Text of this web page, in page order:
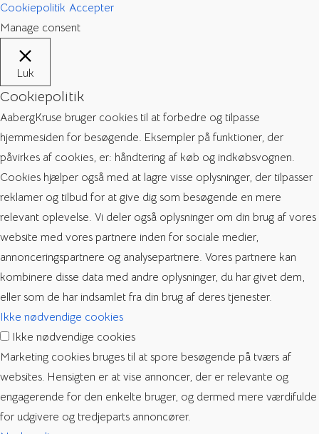
Cookiepolitik Accepter
Manage consent
Luk
Cookiepolitik
AabergKruse bruger cookies til at forbedre og tilpasse
hjemmesiden for besøgende. Eksempler på funktioner, der
påvirkes af cookies, er: håndtering af køb og indkøbsvognen.
Cookies hjælper også med at lagre visse oplysninger, der tilpasser
reklamer og tilbud for at give dig som besøgende en mere
relevant oplevelse. Vi deler også oplysninger om din brug af vores
website med vores partnere inden for sociale medier,
annonceringspartnere og analysepartnere. Vores partnere kan
kombinere disse data med andre oplysninger, du har givet dem,
eller som de har indsamlet fra din brug af deres tjenester.
Ikke nødvendige cookies
Ikke nødvendige cookies
Marketing cookies bruges til at spore besøgende på tværs af
websites. Hensigten er at vise annoncer, der er relevante og
engagerende for den enkelte bruger, og dermed mere værdifulde
for udgivere og tredjeparts annoncører.